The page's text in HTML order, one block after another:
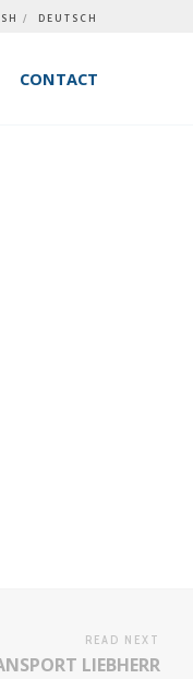
DEUTSCH
CONTACT
READ NEXT
LIEBHERR